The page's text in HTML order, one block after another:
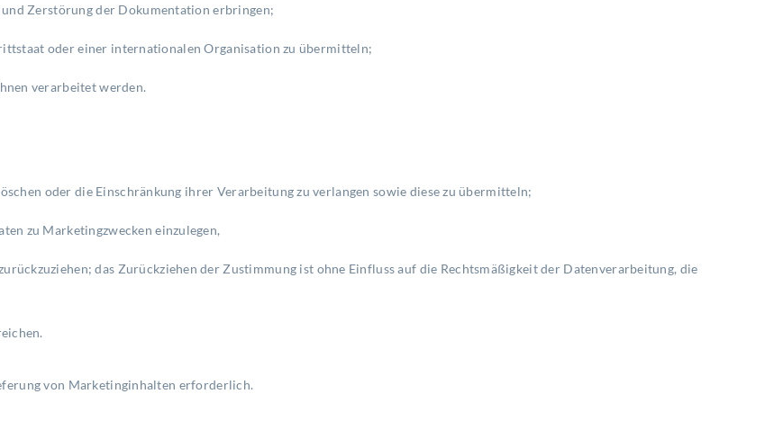
Zerstörung der Dokumentation erbringen;
oder einer internationalen Organisation zu übermitteln;
verarbeitet werden.
oder die Einschränkung ihrer Verarbeitung zu verlangen sowie diese zu übermitteln;
zu Marketingzwecken einzulegen,
das Zurückziehen der Zustimmung ist ohne Einfluss auf die Rechtsmäßigkeit der Datenverarbeitung, die
von Marketinginhalten erforderlich.